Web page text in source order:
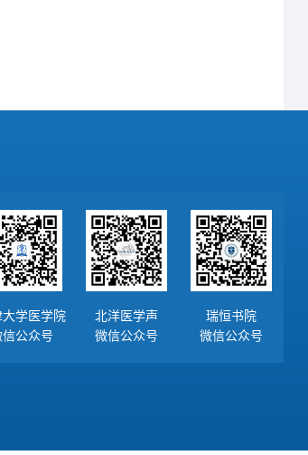
大学医学院
公众号
北洋医学声
微信公众号
瑞恒书院
微信公众号